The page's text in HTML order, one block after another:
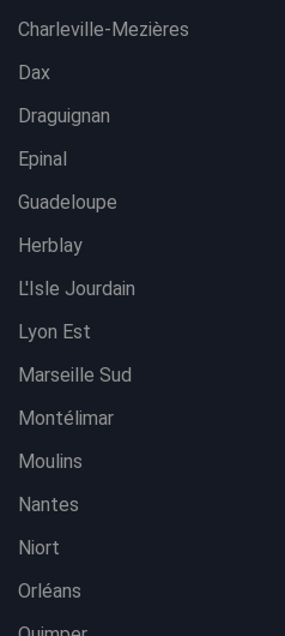
Charleville-Mezières
Dax
Draguignan
Epinal
Guadeloupe
Herblay
L'Isle Jourdain
Lyon Est
Marseille Sud
Montélimar
Moulins
Nantes
Niort
Orléans